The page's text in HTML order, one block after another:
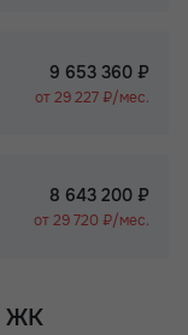
9 653 360 ₽
от 29 227 ₽/мес.
8 643 200 ₽
от 29 720 ₽/мес.
ЖК